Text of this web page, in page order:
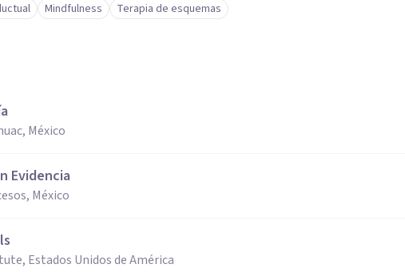
Mindfulness Terapia de esquemas
México
Evidencia
México
Estados Unidos de América